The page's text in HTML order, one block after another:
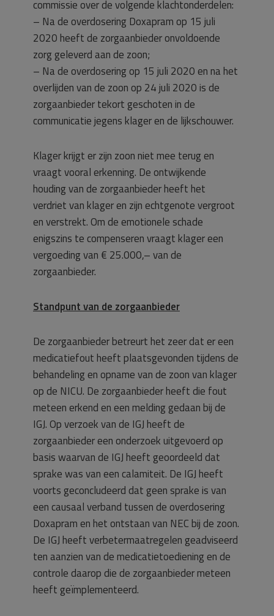
commissie over de volgende klachtonderdelen:
– Na de overdosering Doxapram op 15 juli
2020 heeft de zorgaanbieder onvoldoende
zorg geleverd aan de zoon;
– Na de overdosering op 15 juli 2020 en na het
overlijden van de zoon op 24 juli 2020 is de
zorgaanbieder tekort geschoten in de
communicatie jegens klager en de lijkschouwer.
Klager krijgt er zijn zoon niet mee terug en
vraagt vooral erkenning. De ontwijkende
houding van de zorgaanbieder heeft het
verdriet van klager en zijn echtgenote vergroot
en verstrekt. Om de emotionele schade
enigszins te compenseren vraagt klager een
vergoeding van € 25.000,– van de
zorgaanbieder.
Standpunt van de zorgaanbieder
De zorgaanbieder betreurt het zeer dat er een
medicatiefout heeft plaatsgevonden tijdens de
behandeling en opname van de zoon van klager
op de NICU. De zorgaanbieder heeft die fout
meteen erkend en een melding gedaan bij de
IGJ. Op verzoek van de IGJ heeft de
zorgaanbieder een onderzoek uitgevoerd op
basis waarvan de IGJ heeft geoordeeld dat
sprake was van een calamiteit. De IGJ heeft
voorts geconcludeerd dat geen sprake is van
een causaal verband tussen de overdosering
Doxapram en het ontstaan van NEC bij de zoon.
De IGJ heeft verbetermaatregelen geadviseerd
ten aanzien van de medicatietoediening en de
controle daarop die de zorgaanbieder meteen
heeft geïmplementeerd.